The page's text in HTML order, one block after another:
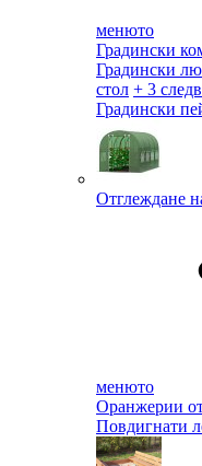
менюто
Градински
Градински
стол + 3
Градински
Отглеждане
менюто
Оранжерии
Повдигнати